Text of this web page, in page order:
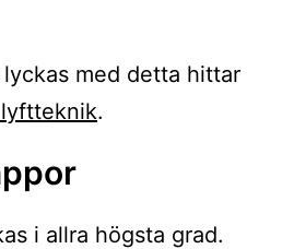
med detta hittar
.
i allra högsta grad.